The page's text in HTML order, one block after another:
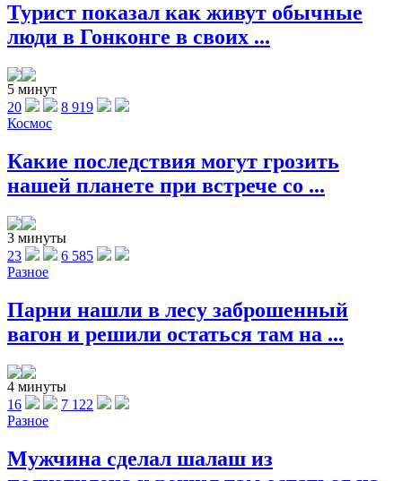
Турист показал как живут обычные
люди в Гонконге в своих ...
5 минут
20
8 919
Космос
Какие последствия могут грозить
нашей планете при встрече со ...
3 минуты
23
6 585
Разное
Парни нашли в лесу заброшенный
вагон и решили остаться там на ...
4 минуты
16
7 122
Разное
Мужчина сделал шалаш из